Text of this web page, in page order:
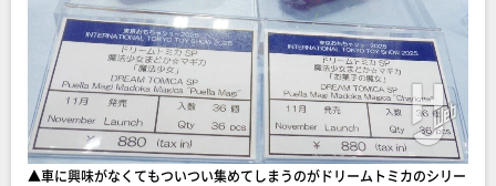
▲車に興味がなくてもついつい集めてしまうのがドリームトミカのシリー